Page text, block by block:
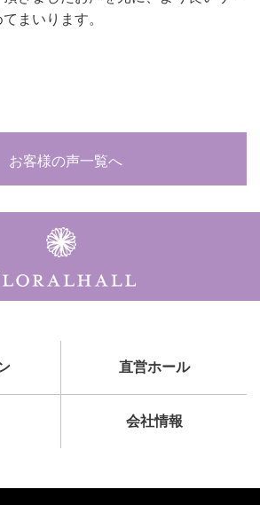
まいります。
お客様の声一覧へ
直営ホール
会社情報